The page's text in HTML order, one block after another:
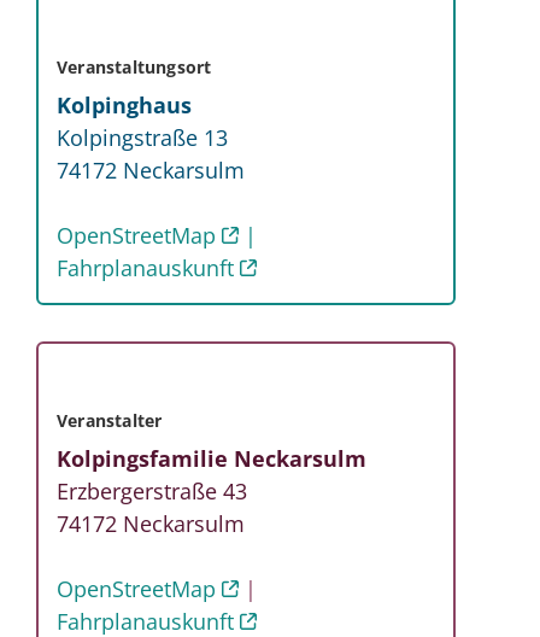
Veranstaltungsort
Kolpinghaus
Kolpingstraße 13
74172 Neckarsulm
OpenStreetMap
Fahrplanauskunft
Veranstalter
Kolpingsfamilie Neckarsulm
Erzbergerstraße 43
74172 Neckarsulm
OpenStreetMap
Fahrplanauskunft